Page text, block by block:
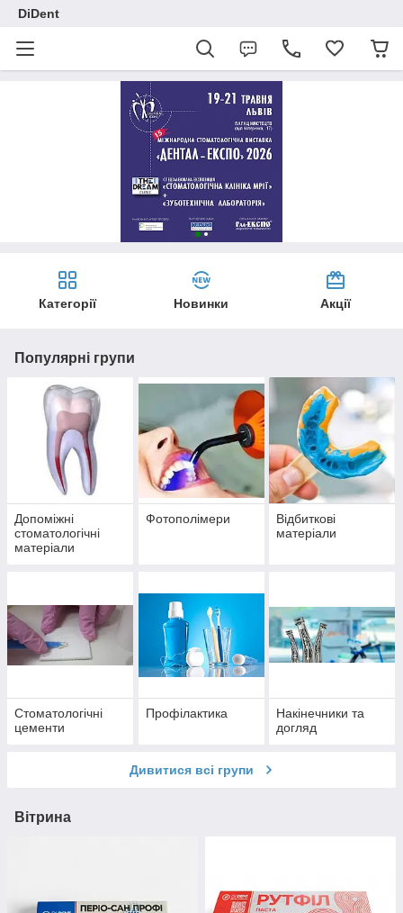
DiDent
Категорії Новинки Акції
Популярні групи
Допоміжні
стоматологічні
матеріали
Фотополімери
Відбиткові
матеріали
Стоматологічні
цементи
Профілактика
Накінечники та
догляд
Дивитися всі групи
Вітрина